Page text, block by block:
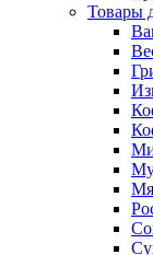
Товары